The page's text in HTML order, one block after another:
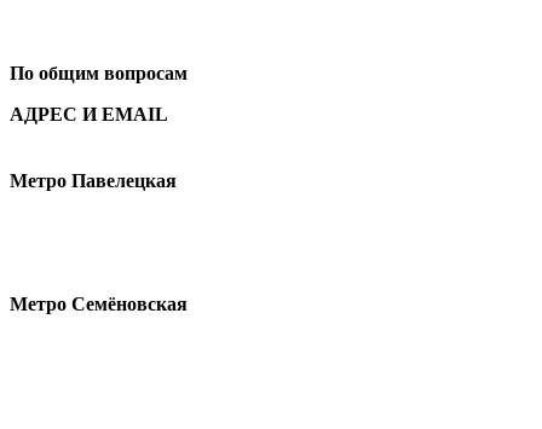
По общим вопросам
АДРЕС И EMAIL
Метро Павелецкая
Метро Семёновская